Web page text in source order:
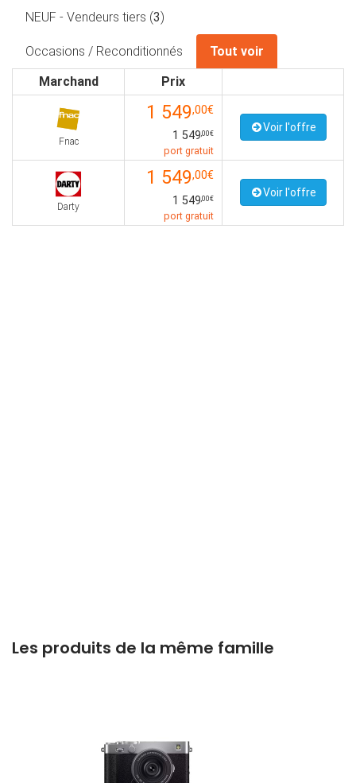
NEUF - Vendeurs tiers (3)
Occasions / Reconditionnés
Tout voir
Marchand
Prix
Fnac
1 549,00€
1 549,00€
port gratuit
Voir l'offre
Darty
1 549,00€
1 549,00€
port gratuit
Voir l'offre
Les produits de la même famille